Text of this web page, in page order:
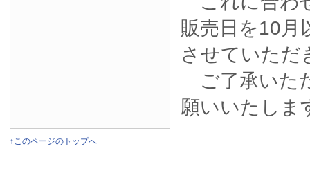
販売日を10月
させていただ
ご了承いた
願いいたしま
↑このページのトップへ